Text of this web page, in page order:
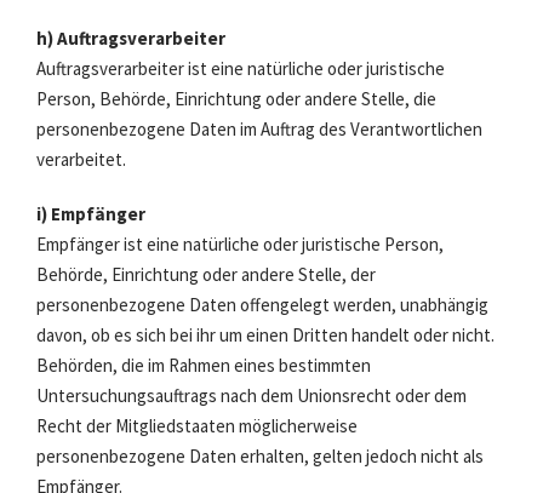
h) Auftragsverarbeiter
Auftragsverarbeiter ist eine natürliche oder juristische
Person, Behörde, Einrichtung oder andere Stelle, die
personenbezogene Daten im Auftrag des Verantwortlichen
verarbeitet.
i) Empfänger
Empfänger ist eine natürliche oder juristische Person,
Behörde, Einrichtung oder andere Stelle, der
personenbezogene Daten offengelegt werden, unabhängig
davon, ob es sich bei ihr um einen Dritten handelt oder nicht.
Behörden, die im Rahmen eines bestimmten
Untersuchungsauftrags nach dem Unionsrecht oder dem
Recht der Mitgliedstaaten möglicherweise
personenbezogene Daten erhalten, gelten jedoch nicht als
Empfänger.